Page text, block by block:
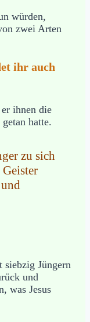
würden,
zwei Arten
ihr auch
er ihnen die
hatte.
zu sich
siebzig Jüngern
und
was Jesus